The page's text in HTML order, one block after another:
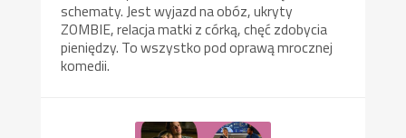
schematy. Jest wyjazd na obóz, ukryty
ZOMBIE, relacja matki z córką, chęć zdobycia
pieniędzy. To wszystko pod oprawą mrocznej
komedii.